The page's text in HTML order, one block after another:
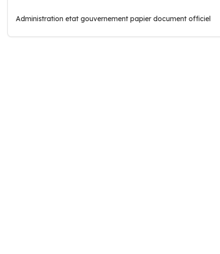
Administration etat gouvernement papier document officiel